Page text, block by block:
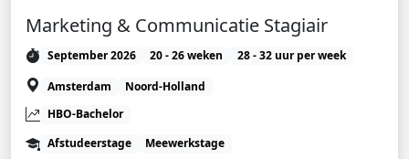
Marketing & Communicatie Stagiair
September 2026 20 - 26 weken
28 - 32 uur per week
Amsterdam
Noord-Holland
HBO-Bachelor
Afstudeerstage
Meewerkstage